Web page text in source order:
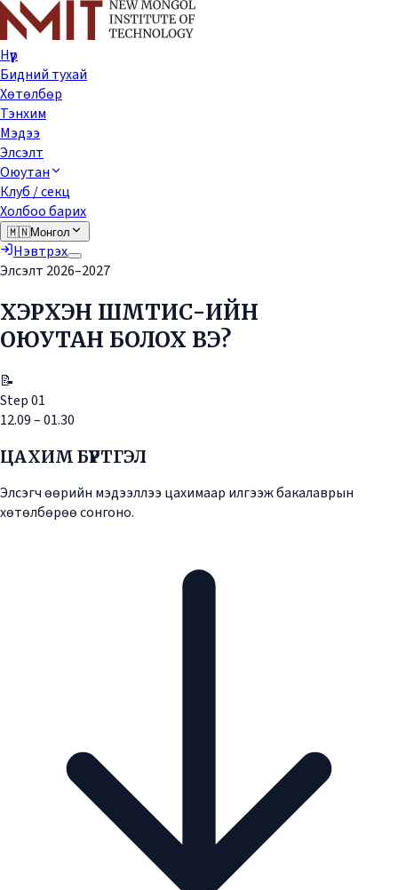
Нүүр
Бидний тухай
Хөтөлбөр
Тэнхим
Мэдээ
Элсэлт
Оюутан
Клуб / секц
Холбоо барих
🇲🇳Монгол
Нэвтрэх
Элсэлт 2026–2027
ХЭРХЭН ШМТИС-ИЙН
ОЮУТАН БОЛОХ ВЭ?
📝
Step01
12.09 – 01.30
ЦАХИМ БҮРТГЭЛ
Элсэгч өөрийн мэдээллээ цахимаар илгээж бакалаврын
хөтөлбөрөө сонгоно.